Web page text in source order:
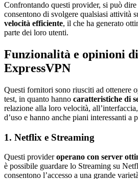
Confrontando questi provider, si può
consentono di svolgere qualsiasi attività
velocità efficiente, il che ha generato
parte dei loro utenti.
Funzionalità e opinioni
ExpressVPN
Questi fornitori sono riusciti ad ottenere
test, in quanto hanno caratteristiche di
relazione alla loro velocità,
d’uso e hanno anche piani interessanti a
1. Netflix e Streaming
Questi provideroperano con server
è possibile guardare lo Streaming su
consentono l’accesso a una grande